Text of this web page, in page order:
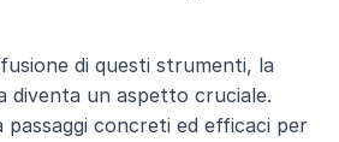
di questi strumenti, la
diventa un aspetto cruciale.
passaggi concreti ed efficaci per